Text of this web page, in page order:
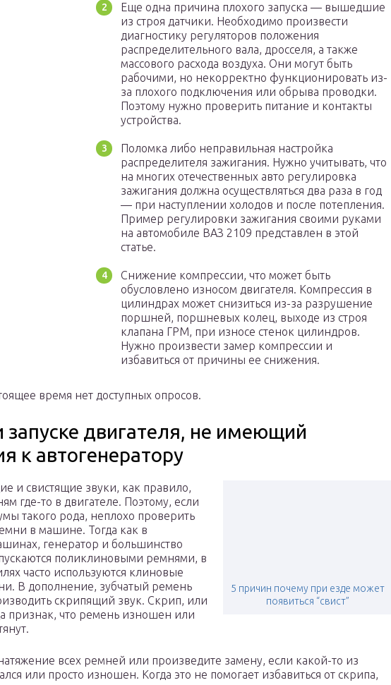
Еще одна причина плохого запуска — вышедшие
из строя датчики. Необходимо произвести
диагностику регуляторов положения
распределительного вала, дросселя, а также
массового расхода воздуха. Они могут быть
рабочими, но некорректно функционировать из-
за плохого подключения или обрыва проводки.
Поэтому нужно проверить питание и контакты
устройства.
Поломка либо неправильная настройка
распределителя зажигания. Нужно учитывать, что
на многих отечественных авто регулировка
зажигания должна осуществляться два раза в год
— при наступлении холодов и после потепления.
Пример регулировки зажигания своими руками
на автомобиле ВАЗ 2109 представлен в этой
статье.
Снижение компрессии, что может быть
обусловлено износом двигателя. Компрессия в
цилиндрах может снизиться из-за разрушение
поршней, поршневых колец, выходе из строя
клапана ГРМ, при износе стенок цилиндров.
Нужно произвести замер компрессии и
избавиться от причины ее снижения.
время нет доступных опросов.
запуске двигателя, не имеющий
к автогенератору
5 причин почему при езде может
появиться “свист”
и свистящие звуки, как правило,
где-то в двигателе. Поэтому, если
такого рода, неплохо проверить
в машине. Тогда как в
генератор и большинство
поликлиновыми ремнями, в
часто используются клиновые
В дополнение, зубчатый ремень
скрипящий звук. Скрип, или
признак, что ремень изношен или
всех ремней или произведите замену, если какой-то из
или просто изношен. Когда это не помогает избавиться от скрипа,